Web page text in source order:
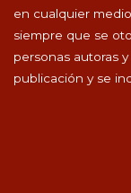
en cualquier
siempre que se
personas autoras
publicación y se